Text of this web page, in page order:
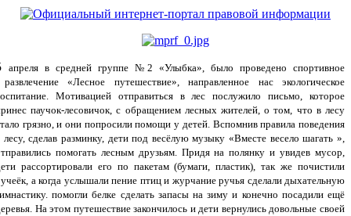
апреля в средней группе №2 «Улыбка», было проведено спортивное
«Лесное путешествие», направленное нас экологическое
Мотивацией отправиться в лес послужило письмо, которое
паучок-лесовичок, с обращением лесных жителей, о том, что в лесу
грязно, и они попросили помощи у детей. Вспомнив правила поведения
лесу, сделав разминку, дети под весёлую музыку «Вместе весело шагать »,
помогать лесным друзьям. Придя на полянку и увидев мусор,
рассортировали его по пакетам (бумаги, пластик), так же почистили
а когда услышали пение птиц и журчание ручья сделали дыхательную
помогли белке сделать запасы на зиму и конечно посадили ещё
На этом путешествие закончилось и дети вернулись довольные своей